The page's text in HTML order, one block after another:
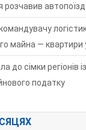
розчавив автопоїзд
майна — квартири
до сімки регіонів
податку